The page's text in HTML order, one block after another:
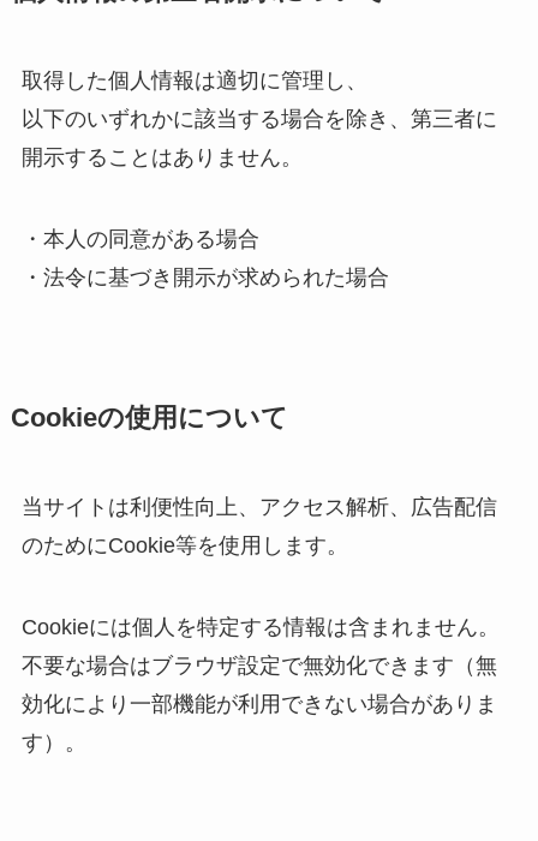
取得した個人情報は適切に管理し、
以下のいずれかに該当する場合を除き、第三者に
開示することはありません。
・本人の同意がある場合
・法令に基づき開示が求められた場合
Cookieの使用について
当サイトは利便性向上、アクセス解析、広告配信
のためにCookie等を使用します。
Cookieには個人を特定する情報は含まれません。
不要な場合はブラウザ設定で無効化できます（無
効化により一部機能が利用できない場合がありま
す）。